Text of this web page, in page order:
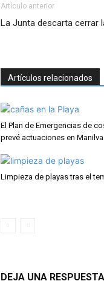
Artículo anterior
La Junta descarta cerrar
Artículos relacionados
El Plan de Emergencias de
prevé actuaciones en Manilva
Limpieza de playas tras el
DEJA UNA RESPUESTA